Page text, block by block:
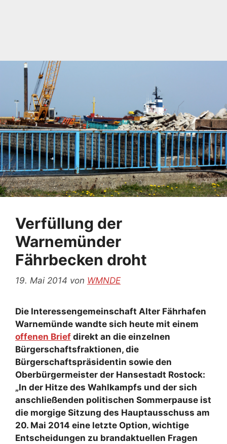
Verfüllung der
Warnemünder
Fährbecken droht
19. Mai 2014 von WMNDE
Die Interessengemeinschaft Alter Fährhafen
Warnemünde wandte sich heute mit einem
offenen Brief direkt an die einzelnen
Bürgerschaftsfraktionen, die
Bürgerschaftspräsidentin sowie den
Oberbürgermeister der Hansestadt Rostock:
„In der Hitze des Wahlkampfs und der sich
anschließenden politischen Sommerpause ist
die morgige Sitzung des Hauptausschuss am
20. Mai 2014 eine letzte Option, wichtige
Entscheidungen zu brandaktuellen Fragen